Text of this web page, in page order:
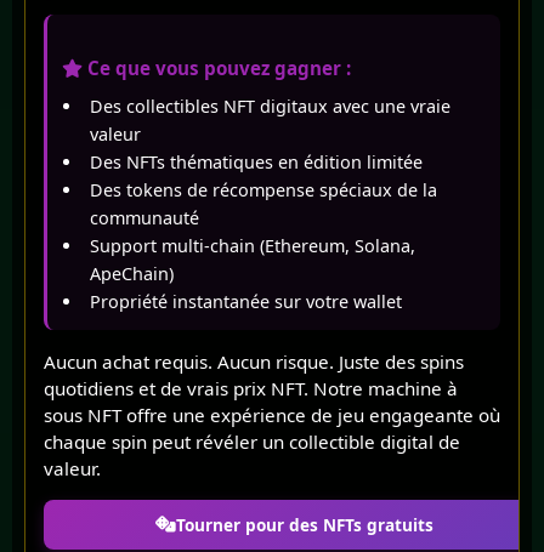
Ce que vous pouvez gagner :
Des collectibles NFT digitaux avec une vraie
valeur
Des NFTs thématiques en édition limitée
Des tokens de récompense spéciaux de la
communauté
Support multi-chain (Ethereum, Solana,
ApeChain)
Propriété instantanée sur votre wallet
Aucun achat requis. Aucun risque. Juste des spins
quotidiens et de vrais prix NFT. Notre machine à
sous NFT offre une expérience de jeu engageante où
chaque spin peut révéler un collectible digital de
valeur.
Tourner pour des NFTs gratuits